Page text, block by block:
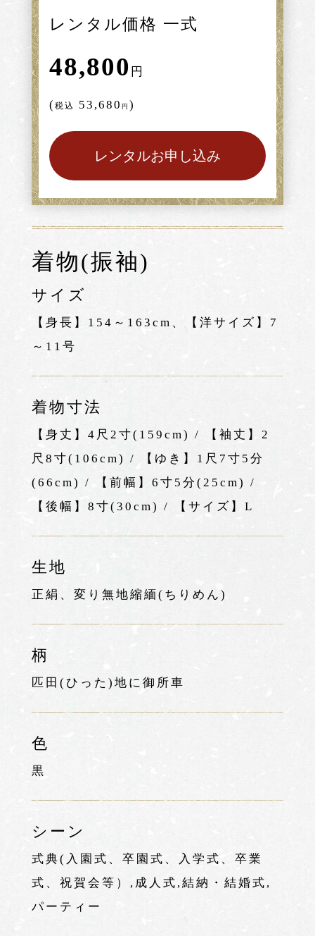
レンタル価格 一式
48,800 円
( 税込 53,680 円 )
レンタルお申し込み
着物(振袖)
サイズ
【身長】154～163cm、【洋サイズ】7
～11号
着物寸法
【身丈】4尺2寸(159cm) / 【袖丈】2
尺8寸(106cm) / 【ゆき】1尺7寸5分
(66cm) / 【前幅】6寸5分(25cm) /
【後幅】8寸(30cm) / 【サイズ】L
生地
正絹、変り無地縮緬(ちりめん)
柄
匹田(ひった)地に御所車
色
黒
シーン
式典(入園式、卒園式、入学式、卒業
式、祝賀会等）,成人式,結納・結婚式,
パーティー